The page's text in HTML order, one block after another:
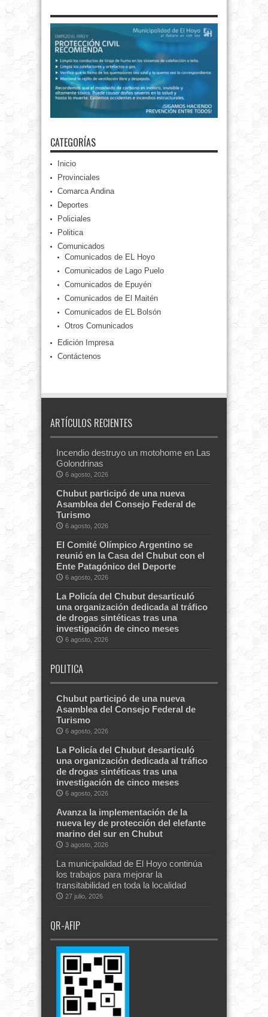
CATEGORÍAS
Inicio
Provinciales
Comarca Andina
Deportes
Policiales
Politica
Comunicados
Comunicados de EL Hoyo
Comunicados de Lago Puelo
Comunicados de Epuyén
Comunicados de El Maitén
Comunicados de EL Bolsón
Otros Comunicados
Edición Impresa
Contáctenos
ARTÍCULOS RECIENTES
Incendio destruyo un motohome en Las
Golondrinas
6 agosto, 2026
Chubut participó de una nueva
Asamblea del Consejo Federal de
Turismo
6 agosto, 2026
El Comité Olímpico Argentino se
reunió en la Casa del Chubut con el
Ente Patagónico del Deporte
6 agosto, 2026
La Policía del Chubut desarticuló
una organización dedicada al tráfico
de drogas sintéticas tras una
investigación de cinco meses
6 agosto, 2026
POLITICA
Chubut participó de una nueva
Asamblea del Consejo Federal de
Turismo
6 agosto, 2026
La Policía del Chubut desarticuló
una organización dedicada al tráfico
de drogas sintéticas tras una
investigación de cinco meses
6 agosto, 2026
Avanza la implementación de la
nueva ley de protección del elefante
marino del sur en Chubut
3 agosto, 2026
La municipalidad de El Hoyo continúa
los trabajos para mejorar la
transitabilidad en toda la localidad
27 julio, 2026
QR-AFIP